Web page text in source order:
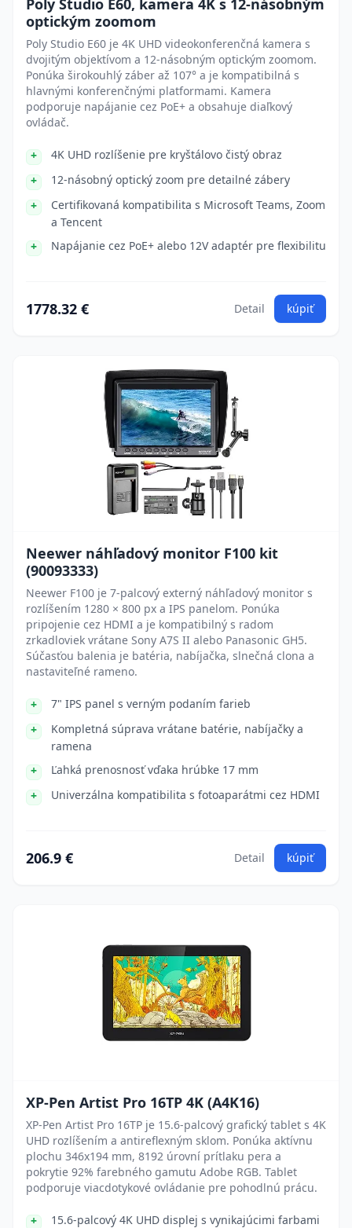
Poly Studio E60, kamera 4K s 12-násobným
optickým zoomom
Poly Studio E60 je 4K UHD videokonferenčná kamera s
dvojitým objektívom a 12-násobným optickým zoomom.
Ponúka širokouhlý záber až 107° a je kompatibilná s
hlavnými konferenčnými platformami. Kamera
podporuje napájanie cez PoE+ a obsahuje diaľkový
ovládač.
4K UHD rozlíšenie pre kryštálovo čistý obraz
12-násobný optický zoom pre detailné zábery
Certifikovaná kompatibilita s Microsoft Teams, Zoom
a Tencent
Napájanie cez PoE+ alebo 12V adaptér pre flexibilitu
1778.32 € Detail kúpiť
Neewer náhľadový monitor F100 kit
(90093333)
Neewer F100 je 7-palcový externý náhľadový monitor s
rozlíšením 1280 × 800 px a IPS panelom. Ponúka
pripojenie cez HDMI a je kompatibilný s radom
zrkadloviek vrátane Sony A7S II alebo Panasonic GH5.
Súčasťou balenia je batéria, nabíjačka, slnečná clona a
nastaviteľné rameno.
7" IPS panel s verným podaním farieb
Kompletná súprava vrátane batérie, nabíjačky a
ramena
Ľahká prenosnosť vďaka hrúbke 17 mm
Univerzálna kompatibilita s fotoaparátmi cez HDMI
206.9 € Detail kúpiť
XP-Pen Artist Pro 16TP 4K (A4K16)
XP-Pen Artist Pro 16TP je 15.6-palcový grafický tablet s 4K
UHD rozlíšením a antireflexným sklom. Ponúka aktívnu
plochu 346x194 mm, 8192 úrovní prítlaku pera a
pokrytie 92% farebného gamutu Adobe RGB. Tablet
podporuje viacdotykové ovládanie pre pohodlnú prácu.
15.6-palcový 4K UHD displej s vynikajúcimi farbami